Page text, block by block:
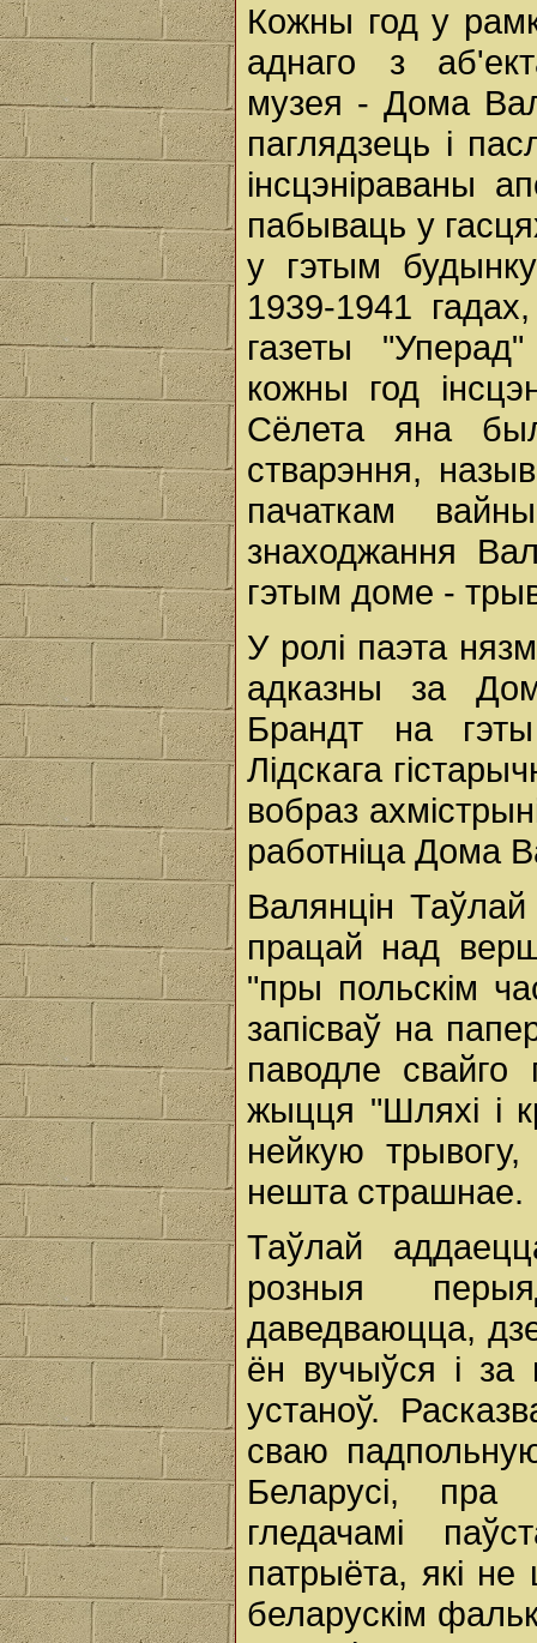
Кожны год у
аднаго з
музея - Дома
паглядзець і
інсцэніраваны
пабываць у
у гэтым
1939-1941
газеты
кожны год
Сёлета яна
стварэння,
пачаткам
знаходжання
гэтым доме -
У ролі паэта
адказны за
Брандт на
Лідскага
вобраз
работніца Дома
Валянцін
працай над
"пры польскім
запісваў на
паводле свайго
жыцця "Шляхі і
нейкую
нешта страшнае.
Таўлай
розныя
даведваюцца,
ён вучыўся і
устаноў.
сваю
Беларусі, пра
гледачамі
патрыёта, які не
беларускім